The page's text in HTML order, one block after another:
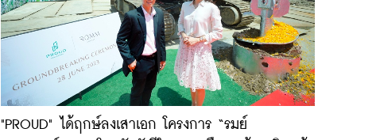
"PROUD" ได้ฤกษ์ลงเสาเอก โครงการ “รมย์